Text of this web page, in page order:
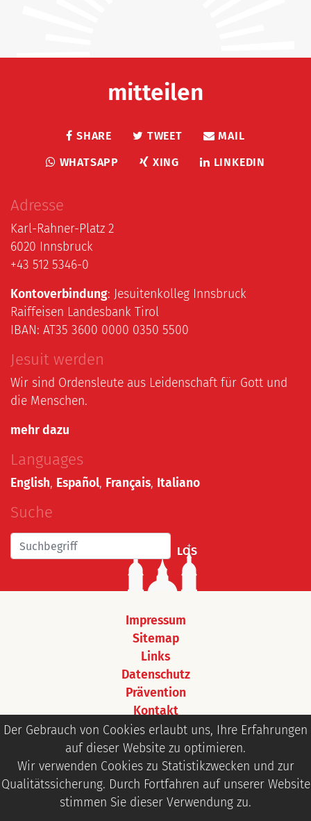
Der Gebrauch von Cookies erlaubt uns, Ihre Erfahrungen
auf dieser Website zu optimieren.
Wir verwenden Cookies zu Statistikzwecken und zur
Qualitätssicherung. Durch Fortfahren auf unserer Website
stimmen Sie dieser Verwendung zu.
mitteilen
SHARE TWEET
MAIL
WHATSAPP
XING LINKEDIN
Adresse
Karl-Rahner-Platz 2
6020 Innsbruck
+43 512 5346-0
Kontoverbindung: Jesuitenkolleg Innsbruck
Raiffeisen Landesbank Tirol
IBAN: AT35 3600 0000 0350 5500
Jesuit werden
Wir sind Ordensleute aus Leidenschaft für Gott und
die Menschen.
mehr dazu
Languages
English, Español, Français, Italiano
Suche
LOS
Impressum
Sitemap
Links
Datenschutz
Prävention
Kontakt
Login